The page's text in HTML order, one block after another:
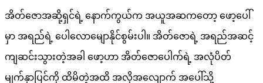
အိတ်ဇောအဆို့ရှင်ရဲ့ နောက်ကွယ်က အယူအဆကတော့ ဖော့ပေါ်
မှာ အရည်ရဲ့ ပေါလောမျောနိုင်စွမ်းပါ။ အိတ်ဇောရဲ့ အရည်အဆင့်
ကျဆင်းသွားတဲ့အခါ ဖော့ဟာ အိတ်ဇောပေါက်ရဲ့ အလုံပိတ်
မျက်နှာပြင်ကို ထိမိတဲ့အထိ အလိုအလျောက် အပေါ်သို့